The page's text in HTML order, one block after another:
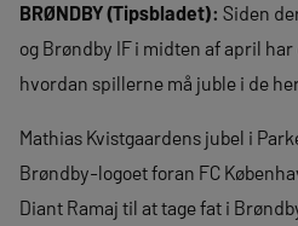
BRØNDBY (Tipsbladet): Siden
og Brøndby IF i midten af april
hvordan spillerne må juble i de
Mathias Kvistgaardens jubel i
Brøndby-logoet foran FC
Diant Ramaj til at tage fat i